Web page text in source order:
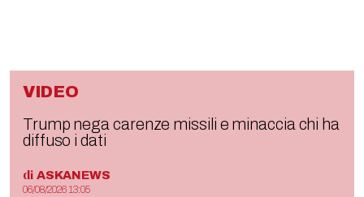
VIDEO
Trump nega carenze missili e minaccia chi ha
diffuso i dati
di ASKANEWS
06/08/2026 13:05